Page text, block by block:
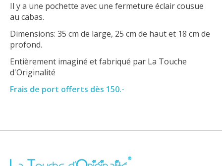
Il y a une pochette avec une fermeture éclair cousue
au cabas.
Dimensions: 35 cm de large, 25 cm de haut et 18 cm de
profond.
Entièrement imaginé et fabriqué par La Touche
d'Originalité
Frais de port offerts dès 150.-